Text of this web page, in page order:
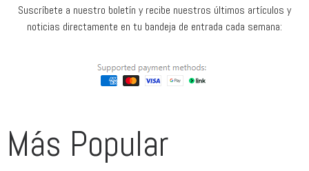
Suscríbete a nuestro boletín y recibe nuestros últimos artículos y
noticias directamente en tu bandeja de entrada cada semana:
Más Popular